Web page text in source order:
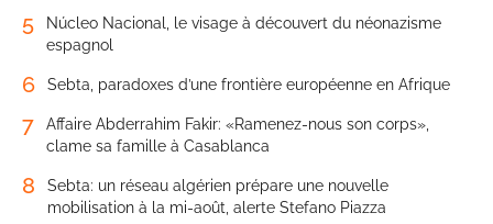
5
Núcleo Nacional, le visage à découvert du néonazisme
espagnol
6 Sebta, paradoxes d’une frontière européenne en Afrique
7
Affaire Abderrahim Fakir: «Ramenez-nous son corps»,
clame sa famille à Casablanca
8
Sebta: un réseau algérien prépare une nouvelle
mobilisation à la mi-août, alerte Stefano Piazza